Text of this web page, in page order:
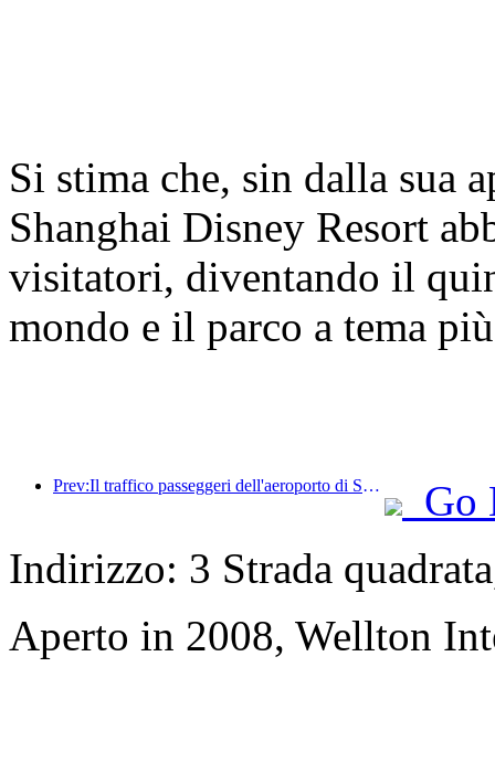
Si stima che, sin dalla sua
Shanghai Disney Resort
visitatori, diventando il
mondo e il parco a tema
Prev:Il traffico passeggeri dell'aeroporto di Shenzhen ha superato i 3 milioni quest'anno, stabilendo un nuovo record per lo stesso periodo.
Go
Indirizzo: 3 Strada
Aperto in 2008, Wellton